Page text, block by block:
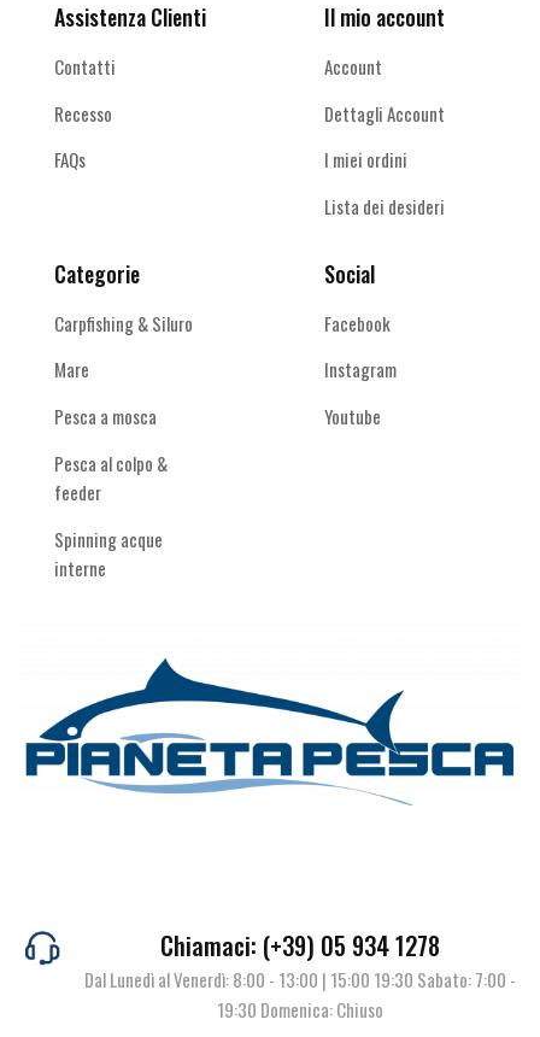
Assistenza Clienti
Contatti
Recesso
FAQs
Il mio account
Account
Dettagli Account
I miei ordini
Lista dei desideri
Categorie
Carpfishing & Siluro
Mare
Pesca a mosca
Pesca al colpo &
feeder
Spinning acque
interne
Social
Facebook
Instagram
Youtube
Chiamaci: (+39) 05 934 1278
Dal Lunedì al Venerdì: 8:00 - 13:00 | 15:00 19:30 Sabato: 7:00 -
19:30 Domenica: Chiuso